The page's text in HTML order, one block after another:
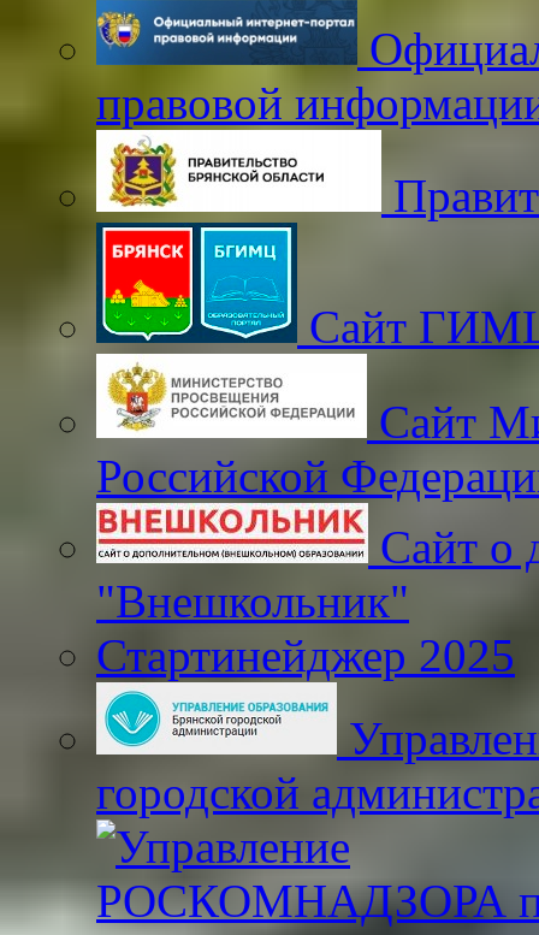
правовой
Сайт
Сайт
Российской
Сайт о
"Внешкольник"
Стартинейджер 2025
городской